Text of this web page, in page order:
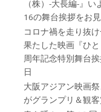
（株）-大長編-』
16の舞台挨拶をお
コロナ禍を⾛り抜
果たした映画『ひ
周年記念特別舞台
日
大阪アジアン映画
がグランプリ＆観客